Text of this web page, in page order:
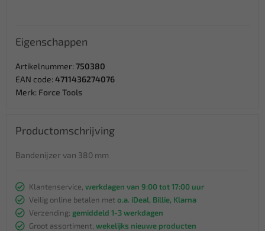
Eigenschappen
Artikelnummer: 750380
EAN code: 4711436274076
Merk: Force Tools
Productomschrijving
Bandenijzer van 380 mm
Klantenservice, werkdagen van 9:00 tot 17:00 uur
Veilig online betalen met o.a. iDeal, Billie, Klarna
Verzending: gemiddeld 1-3 werkdagen
Groot assortiment, wekelijks nieuwe producten